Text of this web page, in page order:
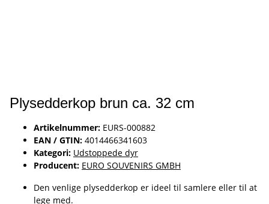
Plysedderkop brun ca. 32 cm
Artikelnummer: EURS-000882
EAN / GTIN: 4014466341603
Kategori: Udstoppede dyr
Producent: EURO SOUVENIRS GMBH
Den venlige plysedderkop er ideel til samlere eller til at
lege med.